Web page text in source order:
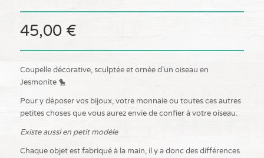
45,00 €
Coupelle décorative, sculptée et ornée d’un oiseau en
Jesmonite 🐤
Pour y déposer vos bijoux, votre monnaie ou toutes ces autres
petites choses que vous aurez envie de confier à votre oiseau.
Existe aussi en petit modèle
Chaque objet est fabriqué à la main, il y a donc des différences